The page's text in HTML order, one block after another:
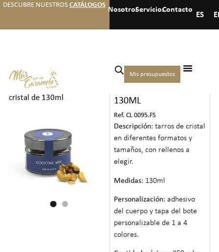
DESCUBRE NUESTROS CATÁLOGOS
NosotrosServiciosContacto
ES
Mis presupuestos
Inicio/ Hoteles
secos para hoteles
cristal de 130ml
TARRO DE CRISTAL DE
130ML
Ref. CL 0095.FS
Descripción: tarros de cristal
en diferentes formatos y
tamaños, con rellenos a
elegir.
Medidas: 130ml
Personalización: adhesivo
del cuerpo y tapa del bote
personalizable de 1 a 4
colores.